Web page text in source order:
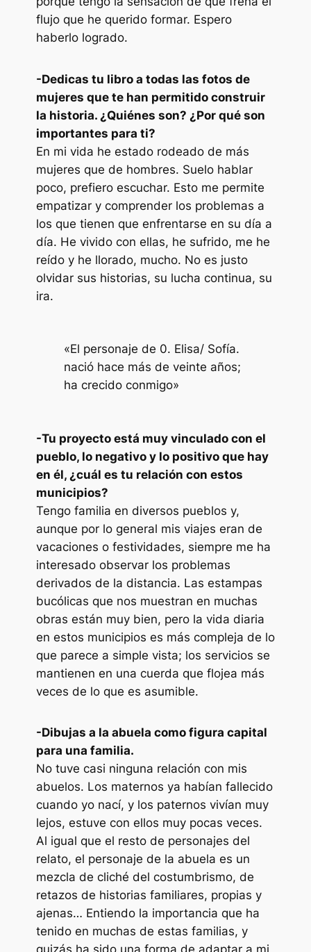
flujo que he querido formar. Espero
haberlo logrado.
-Dedicas tu libro a todas las fotos de
mujeres que te han permitido construir
la historia. ¿Quiénes son? ¿Por qué son
importantes para ti?
En mi vida he estado rodeado de más
mujeres que de hombres. Suelo hablar
poco, prefiero escuchar. Esto me permite
empatizar y comprender los problemas a
los que tienen que enfrentarse en su día a
día. He vivido con ellas, he sufrido, me he
reído y he llorado, mucho. No es justo
olvidar sus historias, su lucha continua, su
ira.
«El personaje de 0. Elisa/ Sofía.
nació hace más de veinte años;
ha crecido conmigo»
-Tu proyecto está muy vinculado con el
pueblo, lo negativo y lo positivo que hay
en él, ¿cuál es tu relación con estos
municipios?
Tengo familia en diversos pueblos y,
aunque por lo general mis viajes eran de
vacaciones o festividades, siempre me ha
interesado observar los problemas
derivados de la distancia. Las estampas
bucólicas que nos muestran en muchas
obras están muy bien, pero la vida diaria
en estos municipios es más compleja de lo
que parece a simple vista; los servicios se
mantienen en una cuerda que flojea más
veces de lo que es asumible.
-Dibujas a la abuela como figura capital
para una familia.
No tuve casi ninguna relación con mis
abuelos. Los maternos ya habían fallecido
cuando yo nací, y los paternos vivían muy
lejos, estuve con ellos muy pocas veces.
Al igual que el resto de personajes del
relato, el personaje de la abuela es un
mezcla de cliché del costumbrismo, de
retazos de historias familiares, propias y
ajenas… Entiendo la importancia que ha
tenido en muchas de estas familias, y